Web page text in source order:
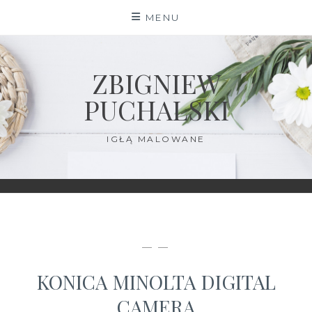
content
MENU
ZBIGNIEW
PUCHALSKI
IGŁĄ MALOWANE
— —
KONICA MINOLTA DIGITAL
CAMERA